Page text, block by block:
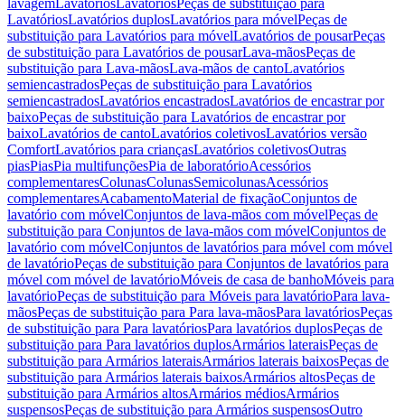
lavagemLavatóriosLavatóriosPeças de substituição para
LavatóriosLavatórios duplosLavatórios para móvelPeças de
substituição para Lavatórios para móvelLavatórios de pousarPeças
de substituição para Lavatórios de pousarLava-mãosPeças de
substituição para Lava-mãosLava-mãos de cantoLavatórios
semiencastradosPeças de substituição para Lavatórios
semiencastradosLavatórios encastradosLavatórios de encastrar por
baixoPeças de substituição para Lavatórios de encastrar por
baixoLavatórios de cantoLavatórios coletivosLavatórios versão
ComfortLavatórios para criançasLavatórios coletivosOutras
piasPiasPia multifunçõesPia de laboratórioAcessórios
complementaresColunasColunasSemicolunasAcessórios
complementaresAcabamentoMaterial de fixaçãoConjuntos de
lavatório com móvelConjuntos de lava-mãos com móvelPeças de
substituição para Conjuntos de lava-mãos com móvelConjuntos de
lavatório com móvelConjuntos de lavatórios para móvel com móvel
de lavatórioPeças de substituição para Conjuntos de lavatórios para
móvel com móvel de lavatórioMóveis de casa de banhoMóveis para
lavatórioPeças de substituição para Móveis para lavatórioPara lava-
mãosPeças de substituição para Para lava-mãosPara lavatóriosPeças
de substituição para Para lavatóriosPara lavatórios duplosPeças de
substituição para Para lavatórios duplosArmários lateraisPeças de
substituição para Armários lateraisArmários laterais baixosPeças de
substituição para Armários laterais baixosArmários altosPeças de
substituição para Armários altosArmários médiosArmários
suspensosPeças de substituição para Armários suspensosOutro